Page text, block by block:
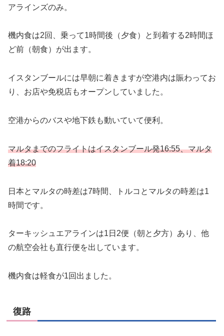
アラインズのみ。
機内食は2回、乗って1時間後（夕食）と到着する2時間ほ
ど前（朝食）が出ます。
イスタンブールには早朝に着きますが空港内は賑わってお
り、お店や免税店もオープンしていました。
空港からのバスや地下鉄も動いていて便利。
マルタまでのフライトはイスタンブール発16:55、マルタ
着18:20
日本とマルタの時差は7時間、トルコとマルタの時差は1
時間です。
ターキッシュエアラインは1日2便（朝と夕方）あり、他
の航空会社も直行便を出しています。
機内食は軽食が1回出ました。
復路